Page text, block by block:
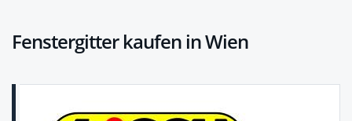
Fenstergitter kaufen in Wien